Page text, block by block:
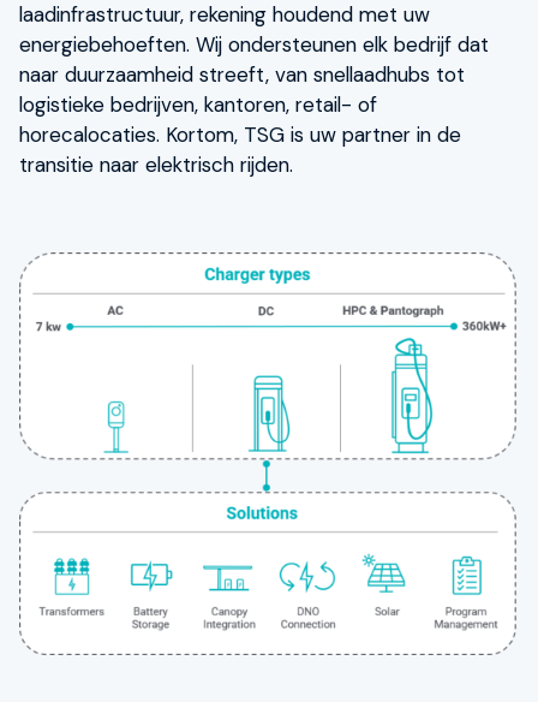
laadinfrastructuur, rekening houdend met uw
energiebehoeften. Wij ondersteunen elk bedrijf dat
naar duurzaamheid streeft, van snellaadhubs tot
logistieke bedrijven, kantoren, retail- of
horecalocaties. Kortom, TSG is uw partner in de
transitie naar elektrisch rijden.